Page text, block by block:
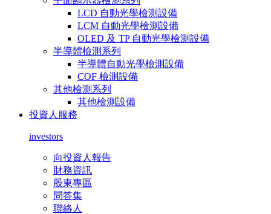
LCD 自動光學檢測設備
LCM 自動光學檢測設備
OLED 及 TP 自動光學檢測設備
半導體檢測系列
半導體自動光學檢測設備
COF 檢測設備
其他檢測系列
其他檢測設備
投資人服務
investors
向投資人報告
財務資訊
股東專區
問答集
聯絡人